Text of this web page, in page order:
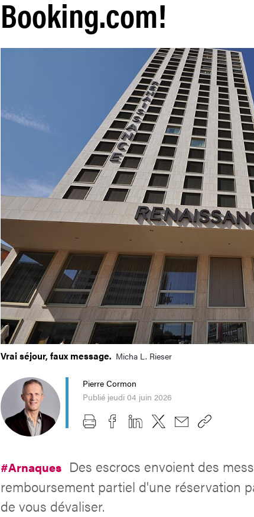
Booking.com!
Vrai séjour, faux message. Micha L. Rieser
Pierre Cormon
Publié jeudi 04 juin 2026
#Arnaques Des escrocs envoient des
remboursement partiel d'une réservation
de vous dévaliser.